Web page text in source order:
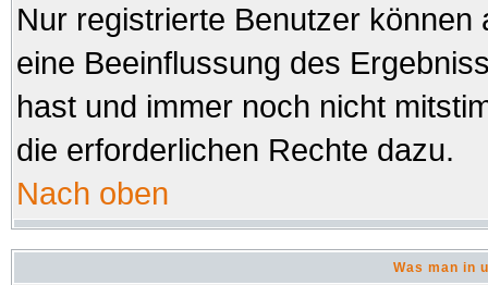
Nur registrierte Benutzer
eine Beeinflussung des
hast und immer noch nicht
die erforderlichen Rechte dazu.
Nach oben
Was man in